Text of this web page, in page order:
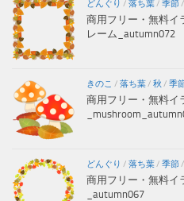
どんぐり / 落ち葉/ 季節/
商用フリー・無料イ
レーム_autumn072
きのこ / 落ち葉/ 秋 / 季
商用フリー・無料イ
どんぐり / 落ち葉/ 季節/
商用フリー・無料イ
_autumn067